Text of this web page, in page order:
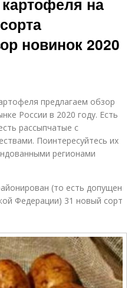
новинок 2020
предлагаем обзор
России в 2020 году. Есть
рассыпчатые с
Поинтересуйтесь их
регионами
(то есть допущен
Федерации) 31 новый сорт